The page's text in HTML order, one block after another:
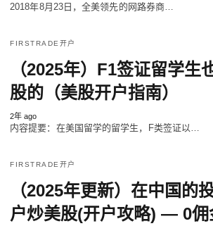
2018年8月23日，全美领先的网路券商…
FIRSTRADE开户
（2025年）F1签证留学生
股的（美股开户指南）
2年 ago
内容提要：在美国留学的留学生，F类签证以…
FIRSTRADE开户
（2025年更新）在中国的
户炒美股(开户攻略) — 0佣